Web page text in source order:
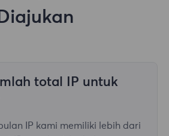
Diajukan
total IP untuk
IP kami memiliki lebih dari